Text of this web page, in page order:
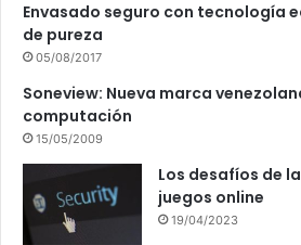
Envasado seguro con tecnología
de pureza
05/08/2017
Soneview: Nueva marca
computación
15/05/2009
Los desafíos de
juegos online
19/04/2023